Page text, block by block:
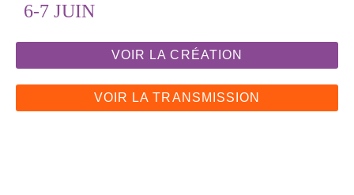
6-7 JUIN
VOIR LA CRÉATION
VOIR LA TRANSMISSION